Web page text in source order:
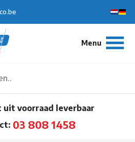
uit voorraad leverbaar
03 808 1458